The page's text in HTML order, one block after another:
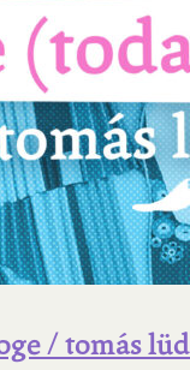
/ tomás